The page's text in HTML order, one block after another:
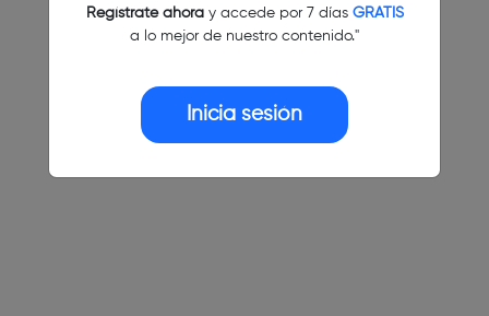
Regístrate ahoray accede por 7 días GRATIS
a lo mejor de nuestro contenido."
Inicia sesión